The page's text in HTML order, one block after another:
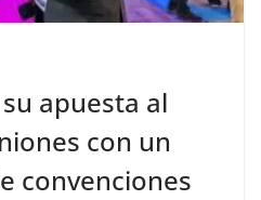
apuesta al
con un
convenciones